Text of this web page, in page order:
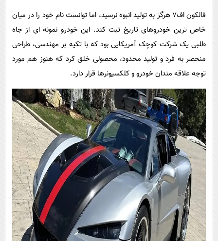
فالکون اف7 هرگز به تولید انبوه نرسید، اما توانست نام خود را در میان
خاص ترین خودروهای تاریخ ثبت کند. این خودرو نمونه ای از جاه
طلبی یک شرکت کوچک آمریکایی بود که با تکیه بر مهندسی، طراحی
منحصر به فرد و تولید محدود، محصولی خلق کرد که هنوز هم مورد
توجه علاقه مندان خودرو و کلکسیونرها قرار دارد.